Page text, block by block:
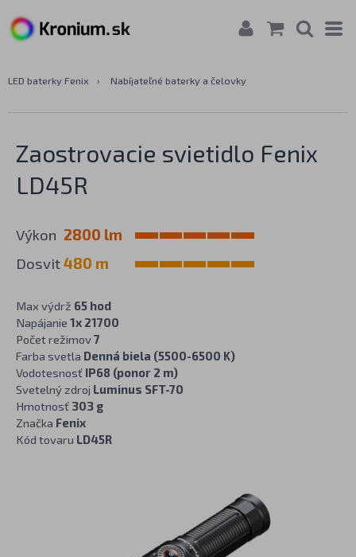
LED baterky Fenix › Nabíjateľné baterky a čelovky
Zaostrovacie svietidlo Fenix
LD45R
Výkon 2800 lm
Dosvit480 m
Max výdrž 65 hod
Napájanie 1x 21700
Počet režimov7
Farba svetla Denná biela (5500-6500 K)
Vodotesnosť IP68 (ponor 2 m)
Svetelný zdroj Luminus SFT-70
Hmotnosť 303 g
Značka Fenix
Kód tovaru LD45R